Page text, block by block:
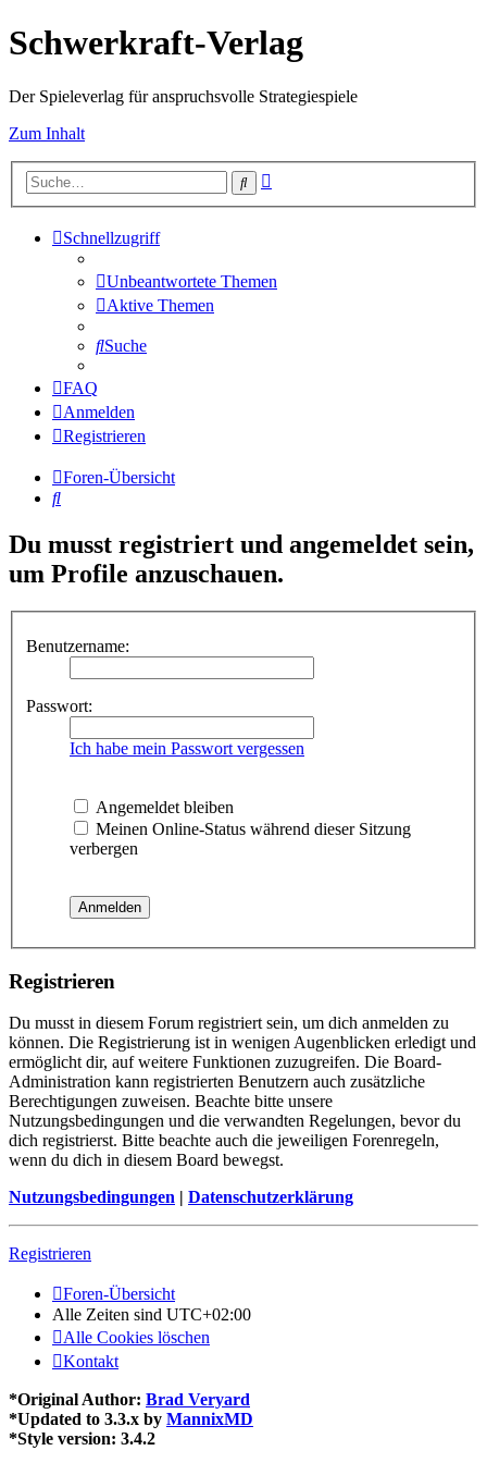
Schwerkraft-Verlag
Der Spieleverlag für anspruchsvolle Strategiespiele
Zum Inhalt
Suche
Schnellzugriff
Unbeantwortete Themen
Aktive Themen
Suche
FAQ
Anmelden
Registrieren
Foren-Übersicht
Suche
Du musst registriert und angemeldet sein,
um Profile anzuschauen.
Benutzername:
Passwort:
Ich habe mein Passwort vergessen
Angemeldet bleiben
Meinen Online-Status während dieser Sitzung
verbergen
Registrieren
Du musst in diesem Forum registriert sein, um dich anmelden zu
können. Die Registrierung ist in wenigen Augenblicken erledigt und
ermöglicht dir, auf weitere Funktionen zuzugreifen. Die Board-
Administration kann registrierten Benutzern auch zusätzliche
Berechtigungen zuweisen. Beachte bitte unsere
Nutzungsbedingungen und die verwandten Regelungen, bevor du
dich registrierst. Bitte beachte auch die jeweiligen Forenregeln,
wenn du dich in diesem Board bewegst.
Nutzungsbedingungen | Datenschutzerklärung
Registrieren
Foren-Übersicht
Alle Zeiten sind UTC+02:00
Alle Cookies löschen
Kontakt
*Original Author: Brad Veryard
*Updated to 3.3.x by MannixMD
*Style version: 3.4.2